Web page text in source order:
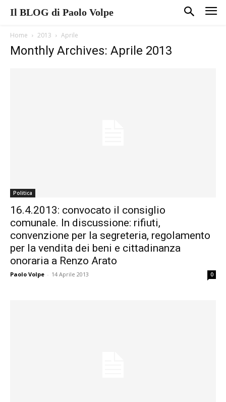
Il BLOG di Paolo Volpe
Home 2013 Aprile
Monthly Archives: Aprile 2013
Politica
16.4.2013: convocato il consiglio
comunale. In discussione: rifiuti,
convenzione per la segreteria, regolamento
per la vendita dei beni e cittadinanza
onoraria a Renzo Arato
Paolo Volpe - 14 Aprile 2013 0